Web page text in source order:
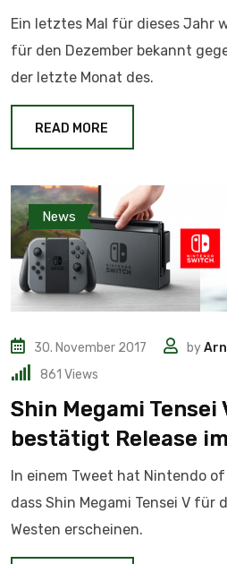
Ein letztes Mal für dieses Jahr
für den Dezember bekannt
der letzte Monat des.
READ MORE
News
30. November 2017 by
861 Views
Shin Megami Tensei
bestätigt Release
In einem Tweet hat Nintendo
dass Shin Megami Tensei V für
Westen erscheinen.